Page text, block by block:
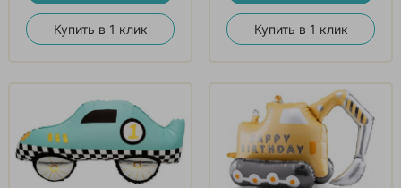
Купить в 1 клик Купить в 1 клик